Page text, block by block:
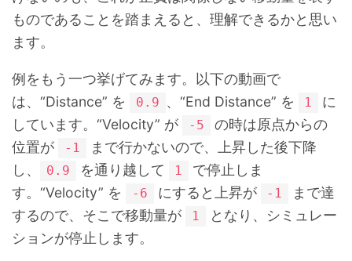
ものであることを踏まえると、理解できるかと思い
ます。
例をもう一つ挙げてみます。以下の動画で
は、“Distance” を
0.9 、“End Distance” を 1
に
しています。“Velocity” が
-5
の時は原点からの
位置が
-1
まで行かないので、上昇した後下降
し、
0.9 を通り越して 1
で停止しま
す。“Velocity” を
-6 にすると上昇が -1
まで達
するので、そこで移動量が
1
となり、シミュレー
ションが停止します。